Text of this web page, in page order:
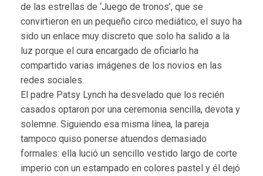
de las estrellas de ‘Juego de tronos’, que se
convirtieron en un pequeño circo mediático, el suyo ha
sido un enlace muy discreto que solo ha salido a la
luz porque el cura encargado de oficiarlo ha
compartido varias imágenes de los novios en las
redes sociales.
El padre Patsy Lynch ha desvelado que los recién
casados optaron por una ceremonia sencilla, devota y
solemne. Siguiendo esa misma línea, la pareja
tampoco quiso ponerse atuendos demasiado
formales: ella lució un sencillo vestido largo de corte
imperio con un estampado en colores pastel y él dejó